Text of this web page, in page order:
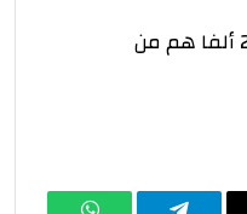
الإسرائيلي البالغ عددهم أكثر من 25 ألفا هم من